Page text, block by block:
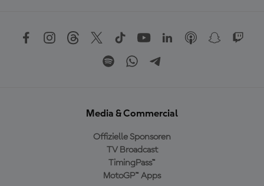
Media & Commercial
Offizielle Sponsoren
TV Broadcast
TimingPass™
MotoGP™ Apps